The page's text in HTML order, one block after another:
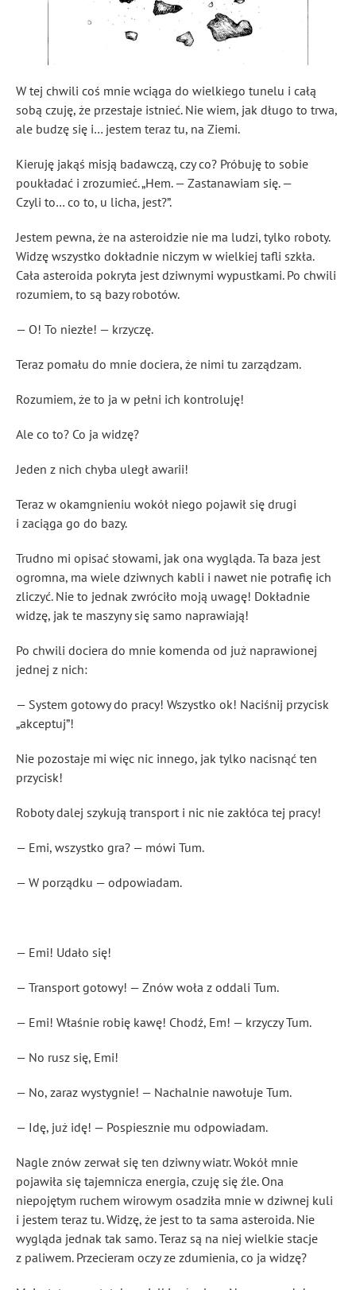
W tej chwili coś mnie wciąga do wielkiego tunelu i całą
sobą czuję, że przestaje istnieć. Nie wiem, jak długo to trwa,
ale budzę się i… jestem teraz tu, na Ziemi.
Kieruję jakąś misją badawczą, czy co? Próbuję to sobie
poukładać i zrozumieć. „Hem. — Zastanawiam się. —
Czyli to… co to, u licha, jest?”.
Jestem pewna, że na asteroidzie nie ma ludzi, tylko roboty.
Widzę wszystko dokładnie niczym w wielkiej tafli szkła.
Cała asteroida pokryta jest dziwnymi wypustkami. Po chwili
rozumiem, to są bazy robotów.
— O! To niezłe! — krzyczę.
Teraz pomału do mnie dociera, że nimi tu zarządzam.
Rozumiem, że to ja w pełni ich kontroluję!
Ale co to? Co ja widzę?
Jeden z nich chyba uległ awarii!
Teraz w okamgnieniu wokół niego pojawił się drugi
i zaciąga go do bazy.
Trudno mi opisać słowami, jak ona wygląda. Ta baza jest
ogromna, ma wiele dziwnych kabli i nawet nie potrafię ich
zliczyć. Nie to jednak zwróciło moją uwagę! Dokładnie
widzę, jak te maszyny się samo naprawiają!
Po chwili dociera do mnie komenda od już naprawionej
jednej z nich:
— System gotowy do pracy! Wszystko ok! Naciśnij przycisk
„akceptuj”!
Nie pozostaje mi więc nic innego, jak tylko nacisnąć ten
przycisk!
Roboty dalej szykują transport i nic nie zakłóca tej pracy!
— Emi, wszystko gra? — mówi Tum.
— W porządku — odpowiadam.
— Emi! Udało się!
— Transport gotowy! — Znów woła z oddali Tum.
— Emi! Właśnie robię kawę! Chodź, Em! — krzyczy Tum.
— No rusz się, Emi!
— No, zaraz wystygnie! — Nachalnie nawołuje Tum.
— Idę, już idę! — Pospiesznie mu odpowiadam.
Nagle znów zerwał się ten dziwny wiatr. Wokół mnie
pojawiła się tajemnicza energia, czuję się źle. Ona
niepojętym ruchem wirowym osadziła mnie w dziwnej kuli
i jestem teraz tu. Widzę, że jest to ta sama asteroida. Nie
wygląda jednak tak samo. Teraz są na niej wielkie stacje
z paliwem. Przecieram oczy ze zdumienia, co ja widzę?